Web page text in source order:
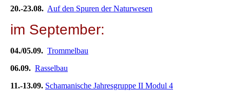
20.-23.08. Auf den Spuren der Naturwesen
im September:
04./05.09. Trommelbau
06.09. Rasselbau
11.-13.09. Schamanische Jahresgruppe II Modul 4